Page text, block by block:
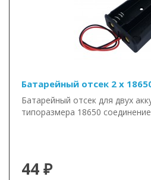
Батарейный отсек 2 x
Батарейный отсек для двух
типоразмера 18650
44 ₽